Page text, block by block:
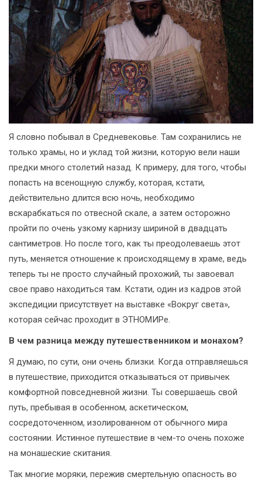
Я словно побывал в Средневековье. Там сохранились не
только храмы, но и уклад той жизни, которую вели наши
предки много столетий назад. К примеру, для того, чтобы
попасть на всенощную службу, которая, кстати,
действительно длится всю ночь, необходимо
вскарабкаться по отвесной скале, а затем осторожно
пройти по очень узкому карнизу шириной в двадцать
сантиметров. Но после того, как ты преодолеваешь этот
путь, меняется отношение к происходящему в храме, ведь
теперь ты не просто случайный прохожий, ты завоевал
свое право находиться там. Кстати, один из кадров этой
экспедиции присутствует на выставке «Вокруг света»,
которая сейчас проходит в ЭТНОМИРе.
В чем разница между путешественником и монахом?
Я думаю, по сути, они очень близки. Когда отправляешься
в путешествие, приходится отказываться от привычек
комфортной повседневной жизни. Ты совершаешь свой
путь, пребывая в особенном, аскетическом,
сосредоточенном, изолированном от обычного мира
состоянии. Истинное путешествие в чем-то очень похоже
на монашеские скитания.
Так многие моряки, пережив смертельную опасность во